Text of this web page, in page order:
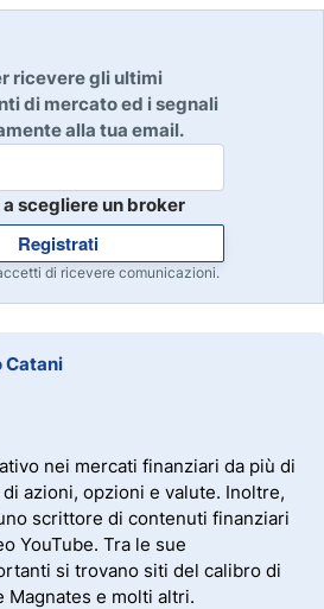
ricevere gli ultimi
di mercato ed i segnali
alla tua email.
scegliere un broker
Registrati
di ricevere comunicazioni.
Catani
nei mercati finanziari da più di
azioni, opzioni e valute. Inoltre,
scrittore di contenuti finanziari
YouTube. Tra le sue
si trovano siti del calibro di
Magnates e molti altri.